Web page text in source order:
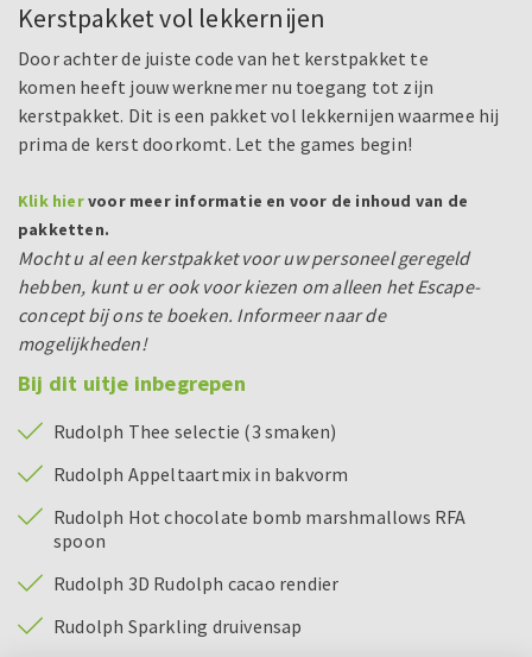
Kerstpakket vol lekkernijen
Door achter de juiste code van het kerstpakket te
komen heeft jouw werknemer nu toegang tot zijn
kerstpakket. Dit is een pakket vol lekkernijen waarmee hij
prima de kerst doorkomt. Let the games begin!
Klik hiervoor meer informatie en voor de inhoud van de
pakketten.
Mocht u al een kerstpakket voor uw personeel geregeld
hebben, kunt u er ook voor kiezen om alleen het Escape-
concept bij ons te boeken. Informeer naar de
mogelijkheden!
Bij dit uitje inbegrepen
Rudolph Thee selectie (3 smaken)
Rudolph Appeltaartmix in bakvorm
Rudolph Hot chocolate bomb marshmallows RFA
spoon
Rudolph 3D Rudolph cacao rendier
Rudolph Sparkling druivensap